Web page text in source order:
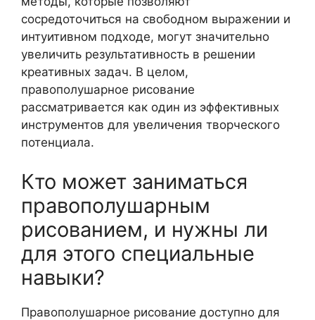
сосредоточиться на свободном выражении и
интуитивном подходе, могут значительно
увеличить результативность в решении
креативных задач. В целом,
правополушарное рисование
рассматривается как один из эффективных
инструментов для увеличения творческого
потенциала.
Кто может заниматься
правополушарным
рисованием, и нужны ли
для этого специальные
навыки?
Правополушарное рисование доступно для